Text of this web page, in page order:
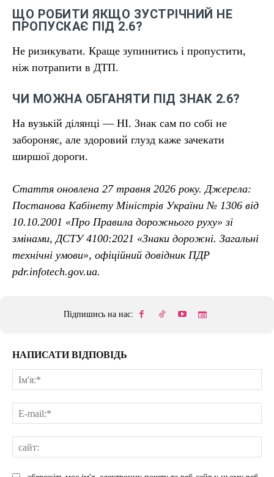
ЩО РОБИТИ ЯКЩО ЗУСТРІЧНИЙ НЕ
ПРОПУСКАЄ ПІД 2.6?
Не ризикувати. Краще зупинитись і пропустити,
ніж потрапити в ДТП.
ЧИ МОЖНА ОБГАНЯТИ ПІД ЗНАК 2.6?
На вузькій ділянці — НІ. Знак сам по собі не
забороняє, але здоровий глузд каже зачекати
ширшої дороги.
Стаття оновлена 27 травня 2026 року. Джерела:
Постанова Кабінету Міністрів України № 1306 від
10.10.2001 «Про Правила дорожнього руху» зі
змінами, ДСТУ 4100:2021 «Знаки дорожні. Загальні
технічні умови», офіційний довідник ПДР
pdr.infotech.gov.ua.
Підпишись на нас:
НАПИСАТИ ВІДПОВІДЬ